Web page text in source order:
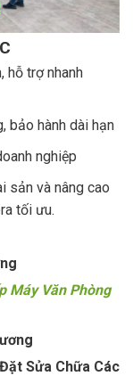
hỗ trợ nhanh
bảo hành dài hạn
nghiệp
sản và nâng cao
tối ưu.
Máy Văn Phòng
Sửa Chữa Các